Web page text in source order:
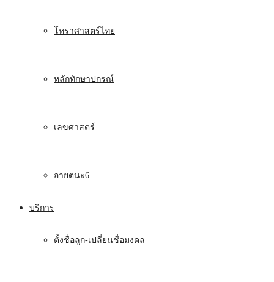
โหราศาสตร์ไทย
หลักทักษาปกรณ์
เลขศาสตร์
อายตนะ6
บริการ
ตั้งชื่อลูก-เปลี่ยนชื่อมงคล